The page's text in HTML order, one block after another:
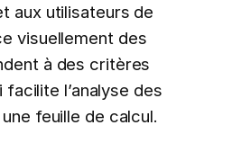
aux utilisateurs de
visuellement des
à des critères
l’analyse des
feuille de calcul.